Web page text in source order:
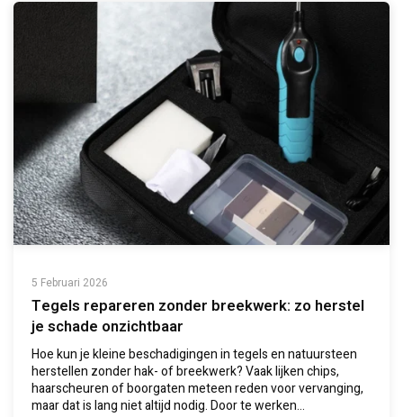
5 Februari 2026
Tegels repareren zonder breekwerk: zo herstel
je schade onzichtbaar
Hoe kun je kleine beschadigingen in tegels en natuursteen
herstellen zonder hak- of breekwerk? Vaak lijken chips,
haarscheuren of boorgaten meteen reden voor vervanging,
maar dat is lang niet altijd nodig. Door te werken...